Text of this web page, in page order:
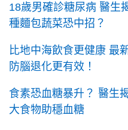
18歲男確診糖尿病 醫生
種麵包蔬菜恐中招？
比地中海飲食更健康 最
防腦退化更有效！
食素恐血糖暴升？ 醫生
大食物助穩血糖